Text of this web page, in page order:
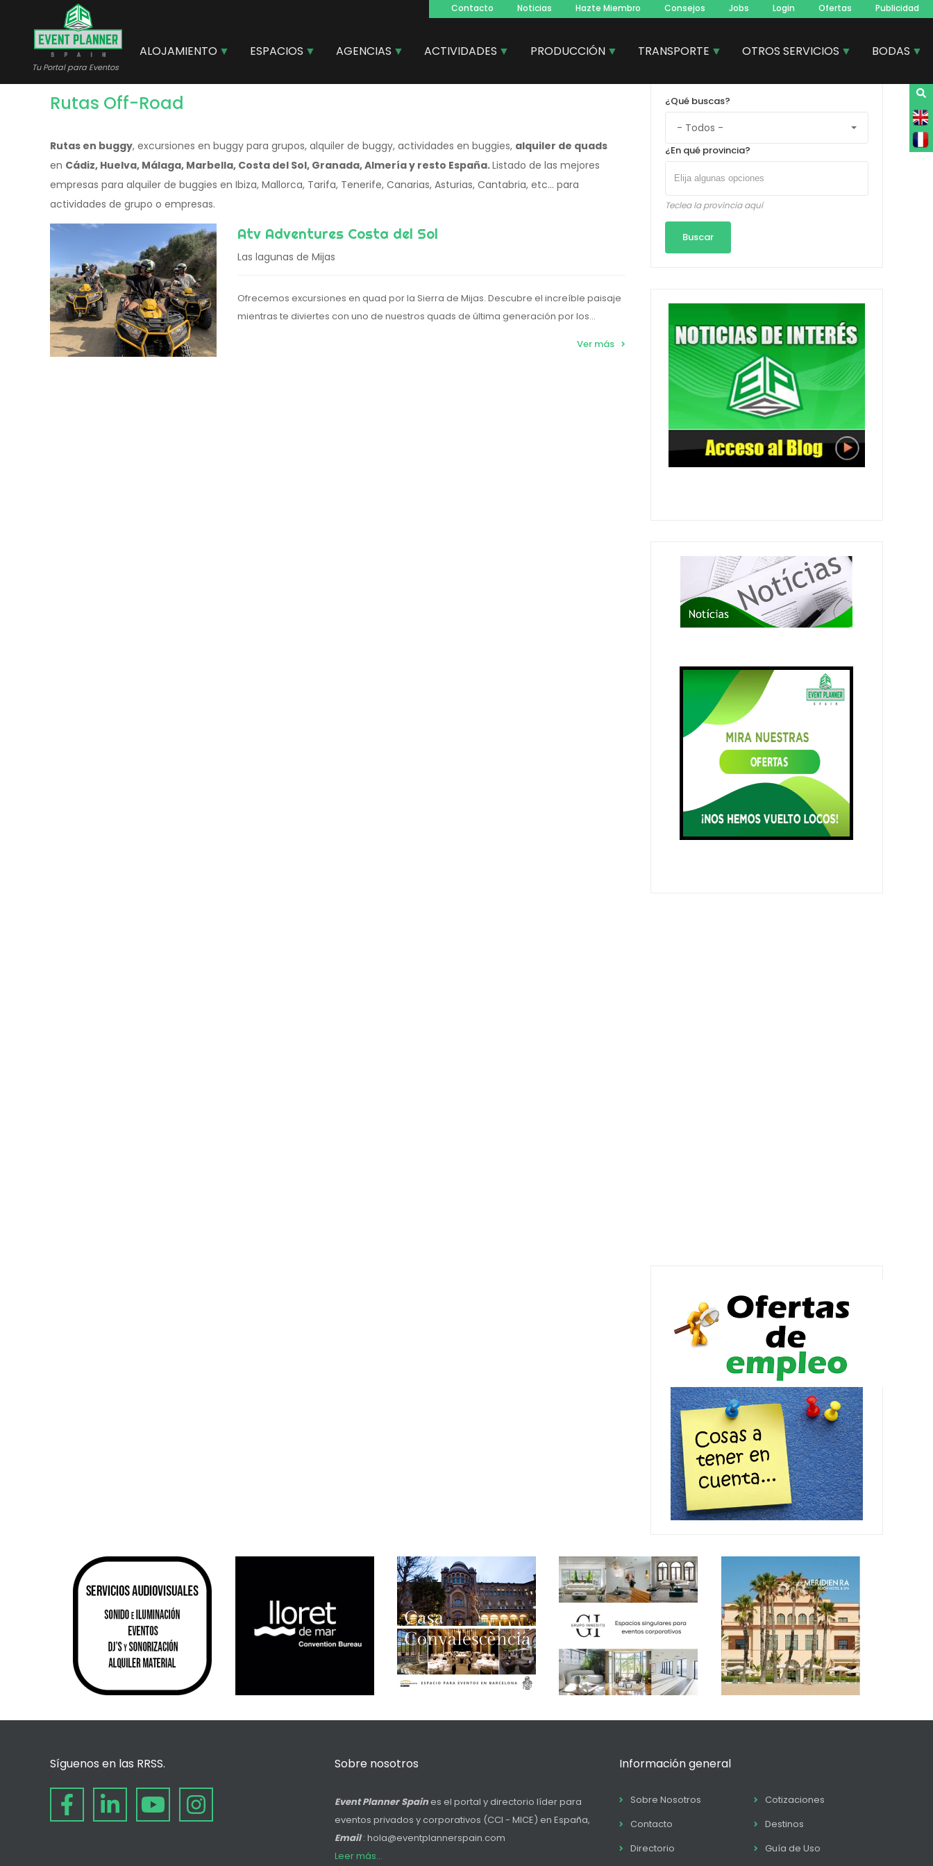
contenido
principal
Tu Portal para Eventos
Navegacion
principal
Contacto Noticias Hazte Miembro Consejos Jobs Login Ofertas Publicidad
ALOJAMIENTO ESPACIOS AGENCIAS ACTIVIDADES PRODUCCIÓN TRANSPORTE OTROS SERVICIOS BODAS
Rutas Off-Road
Rutas en buggy, excursiones en buggy para grupos, alquiler de buggy, actividades en buggies, alquiler de quads
en Cádiz, Huelva, Málaga, Marbella, Costa del Sol, Granada, Almería y resto España.Listado de las mejores
empresas para alquiler de buggies en Ibiza, Mallorca, Tarifa, Tenerife, Canarias, Asturias, Cantabria, etc... para
actividades de grupo o empresas.
Atv Adventures Costa del Sol
Las lagunas de Mijas
Ofrecemos excursiones en quad por la Sierra de Mijas. Descubre el increíble paisaje
mientras te diviertes con uno de nuestros quads de última generación por los...
Ver más
¿Qué buscas?
¿En qué provincia?
Teclea la provincia aquí
Síguenos en las RRSS. Sobre nosotros
Event Planner Spaines el portal y directorio líder para
eventos privados y corporativos (CCI - MICE) en España,
Email: hola@eventplannerspain.com
Leer más...
Información general
Sobre Nosotros
Cotizaciones
Contacto
Destinos
Directorio
Guía de Uso